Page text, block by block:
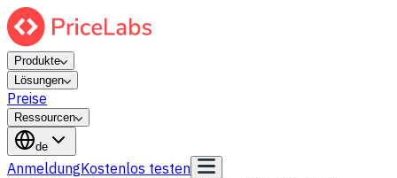
Produkte
Lösungen
Preise
Ressourcen
de
AnmeldungKostenlos testen